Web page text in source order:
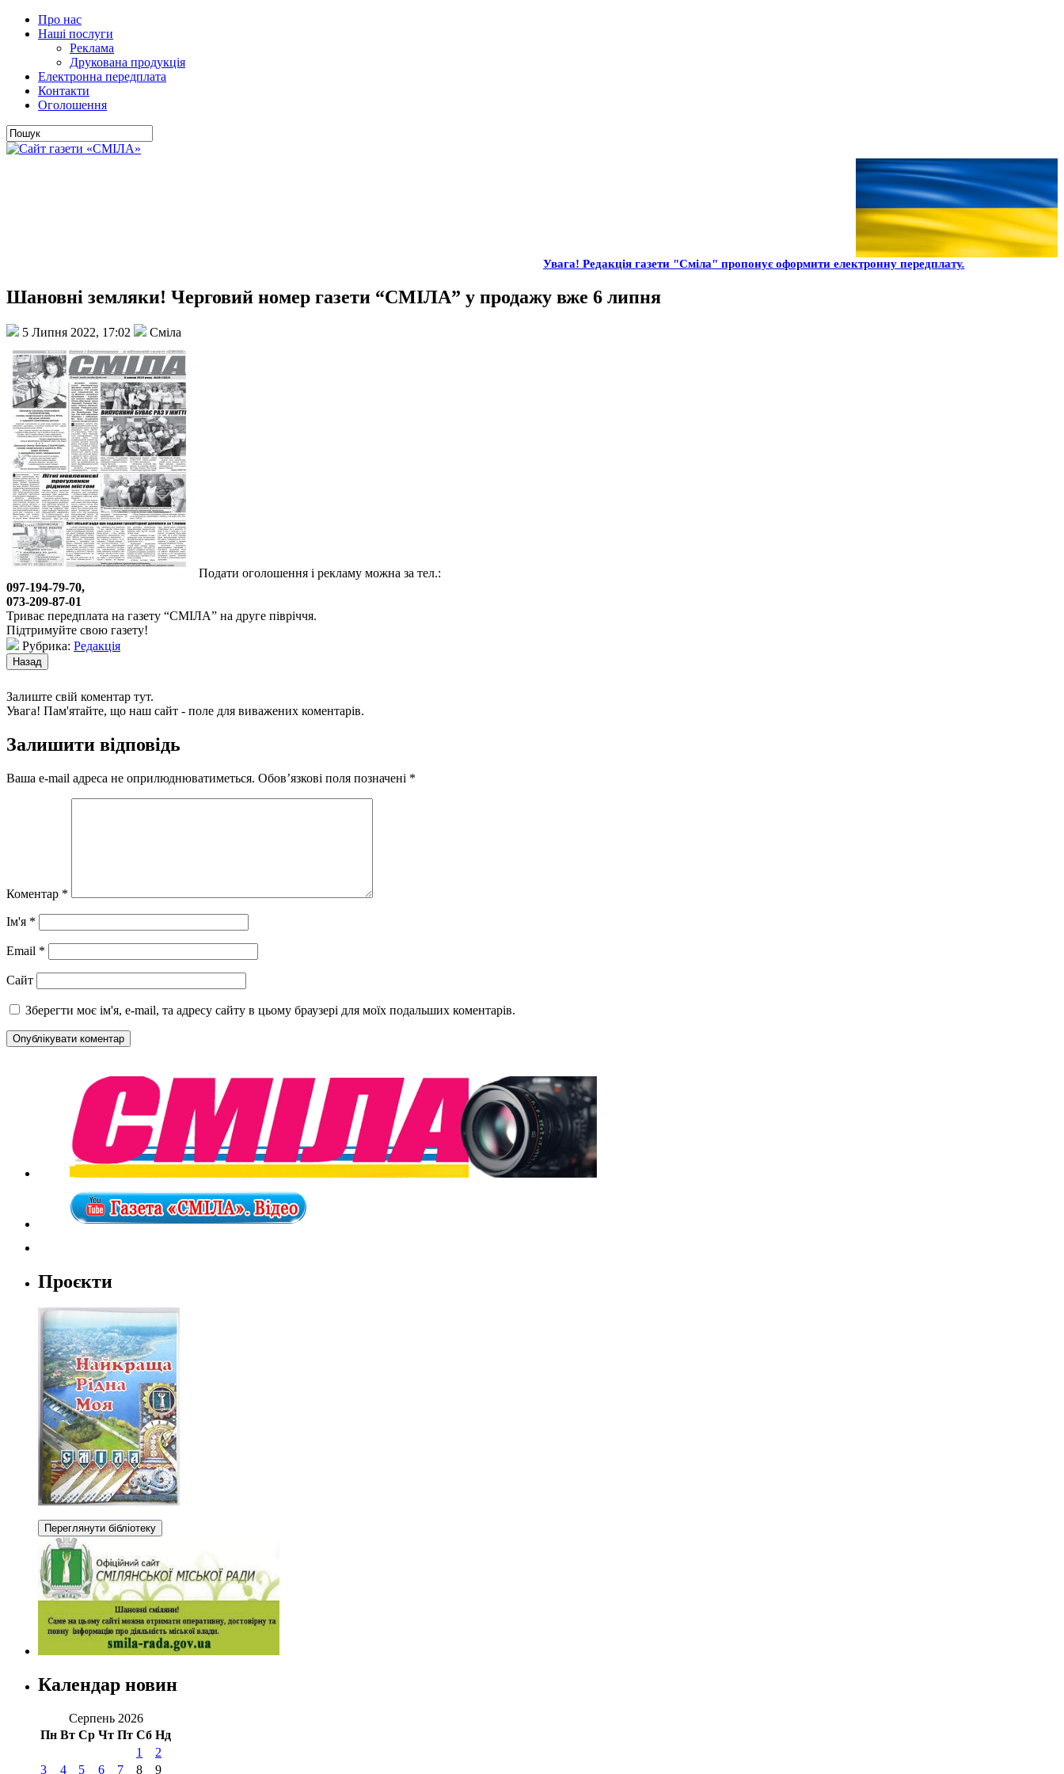
Про нас
Наші послуги
Реклама
Друкована продукція
Електронна передплата
Контакти
Оголошення
Увага! Редакція газети "Сміла" пропонує оформити електронну передплату.
Шановні земляки! Черговий номер газети “СМІЛА” у продажу вже 6 липня
5 Липня 2022, 17:02 Сміла
Подати оголошення і рекламу можна за тел.:
097-194-79-70,
073-209-87-01
Триває передплата на газету “СМІЛА” на друге півріччя.
Підтримуйте свою газету!
Рубрика: Редакція
Залиште свій коментар тут.
Увага! Пам'ятайте, що наш сайт - поле для виважених коментарів.
Залишити відповідь
Ваша e-mail адреса не оприлюднюватиметься. Обов’язкові поля позначені *
Коментар *
Ім'я *
Email *
Сайт
Зберегти моє ім'я, e-mail, та адресу сайту в цьому браузері для моїх подальших коментарів.
Проєкти
Календар новин
Серпень 2026
Пн Вт Ср Чт Пт Сб Нд
1
2
3
4 5 6 7 8 9